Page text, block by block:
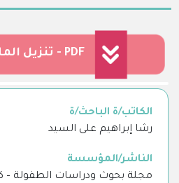
تنزيل الملف - PDF
الكاتب/ة الباحث/ة
رشا إبراهيم على السيد
الناشر/المؤسسة
مجلة بحوث ودراسات الطفولة –